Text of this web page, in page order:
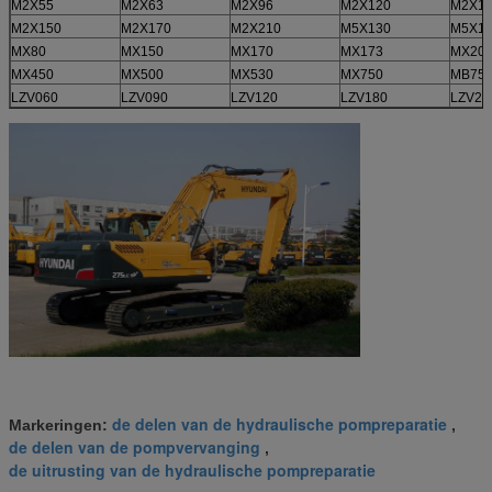
M2X55
M2X63 M2X96 M2X120
M2X150
M2X170 M2X210 M5X130
MX80
MX150 MX170 MX173
MX200
MX450
MX500 MX530 MX750
MB750
LZV060
LZV090 LZV120 LZV180
Markeringen: de delen van de hydraulische pompreparatie ,
de delen van de pompvervanging ,
de uitrusting van de hydraulische pompreparatie